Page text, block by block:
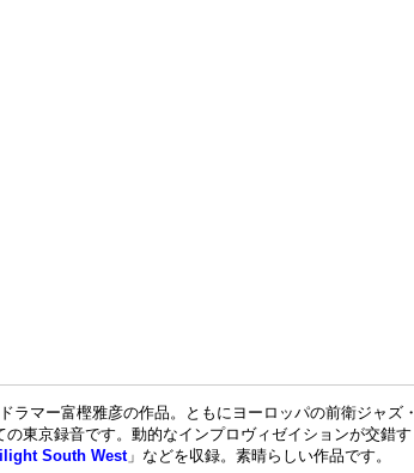
ラマー富樫雅彦の作品。ともにヨーロッパの前衛ジャズ・
東京録音です。動的なインプロヴィゼイションが交錯す
South West」などを収録。素晴らしい作品です。